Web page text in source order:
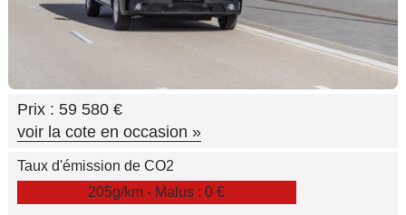
Prix : 59 580 €
voir la cote en occasion »
Taux d'émission de CO2
205g/km - Malus : 0 €